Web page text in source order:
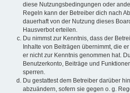
diese Nutzungsbedingungen oder
Regeln kann der Betreiber dich nach
dauerhaft von der Nutzung dieses
Hausverbot erteilen.
Du nimmst zur Kenntnis, dass der
Inhalte von Beiträgen übernimmt, die
er nicht zur Kenntnis genommen hat.
Benutzerkonto, Beiträge und
sperren.
Du gestattest dem Betreiber darüber
abzuändern, sofern sie gegen o. g.